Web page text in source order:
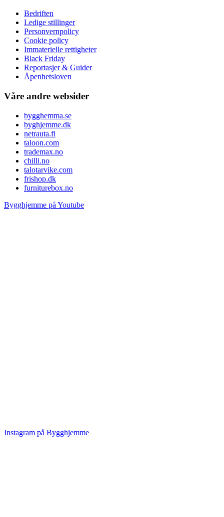
Bedriften
Ledige stillinger
Personvernpolicy
Cookie policy
Immaterielle rettigheter
Black Friday
Reportasjer & Guider
Åpenhetsloven
Våre andre websider
bygghemma.se
byghjemme.dk
netrauta.fi
taloon.com
trademax.no
chilli.no
talotarvike.com
frishop.dk
furniturebox.no
Bygghjemme på Youtube
Instagram på Bygghjemme